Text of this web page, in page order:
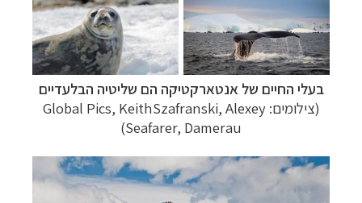
בעלי החיים של אנטארקטיקה הם שליטיה הבלעדיים
(צילומים: Global Pics, KeithSzafranski, Alexey
Seafarer, Damerau)